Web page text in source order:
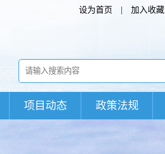
设为首页 加入收藏
项目动态 政策法规